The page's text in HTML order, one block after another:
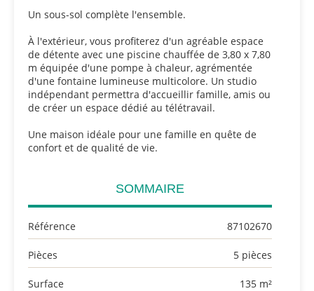
Un sous-sol complète l'ensemble.
À l'extérieur, vous profiterez d'un agréable espace
de détente avec une piscine chauffée de 3,80 x 7,80
m équipée d'une pompe à chaleur, agrémentée
d'une fontaine lumineuse multicolore. Un studio
indépendant permettra d'accueillir famille, amis ou
de créer un espace dédié au télétravail.
Une maison idéale pour une famille en quête de
confort et de qualité de vie.
SOMMAIRE
Référence 87102670
Pièces 5 pièces
Surface 135 m²